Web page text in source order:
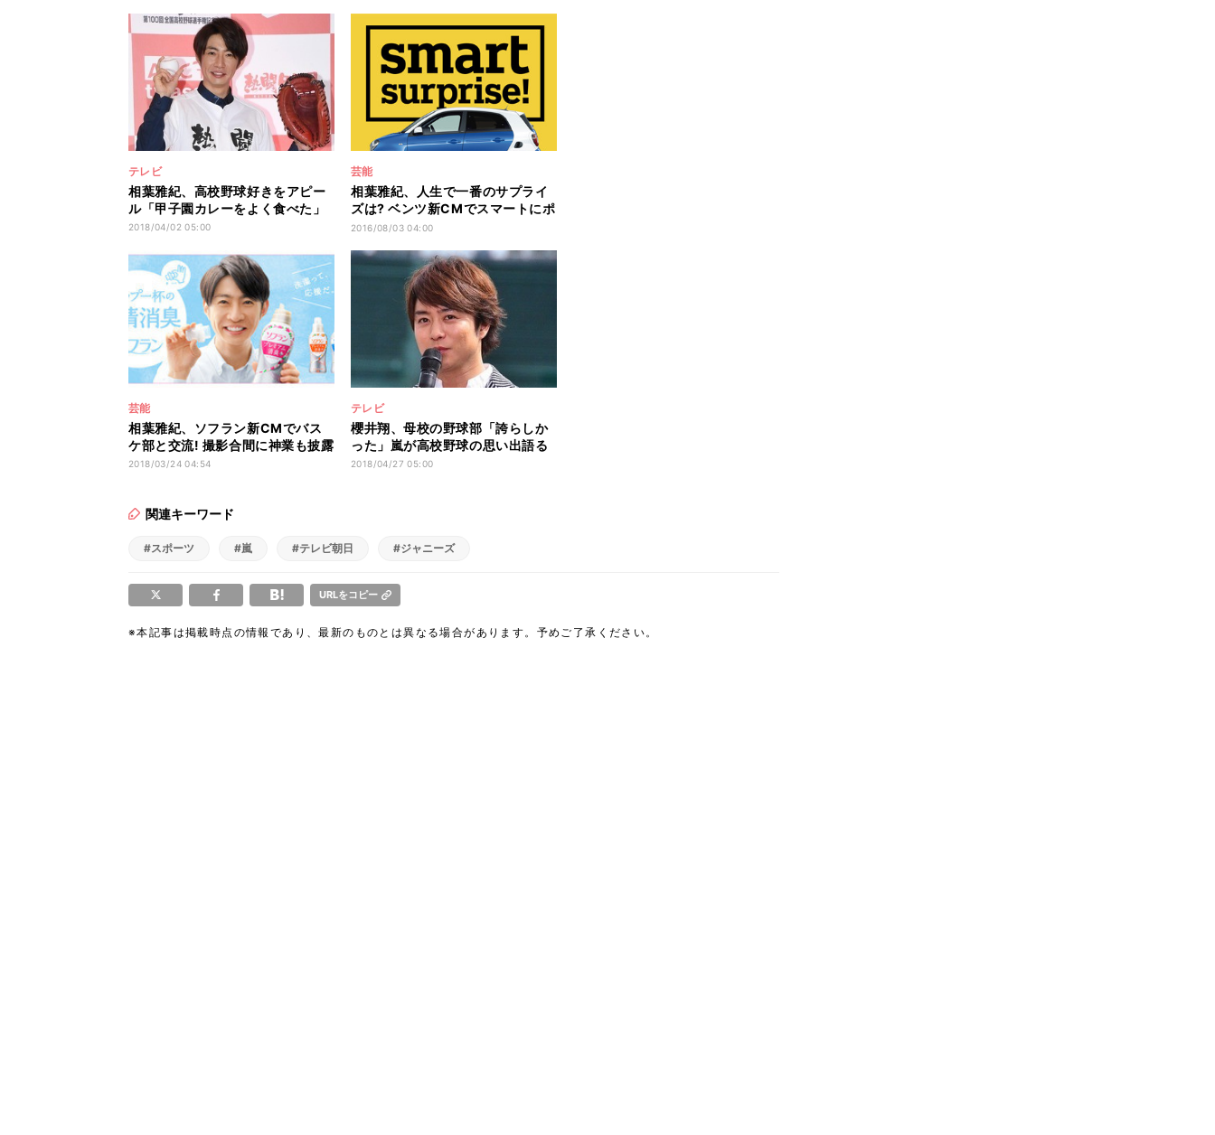
テレビ
相葉雅紀、高校野球好きをアピー
ル「甲子園カレーをよく食べた」
2018/04/02 05:00
芸能
相葉雅紀、人生で一番のサプライ
ズは? ベンツ新CMでスマートにポ
ージング
2016/08/03 04:00
芸能
相葉雅紀、ソフラン新CMでバス
ケ部と交流! 撮影合間に神業も披露
2018/03/24 04:54
テレビ
櫻井翔、母校の野球部「誇らしか
った」嵐が高校野球の思い出語る
2018/04/27 05:00
関連キーワード
#スポーツ #嵐 #テレビ朝日 #ジャニーズ
URLをコピー
※本記事は掲載時点の情報であり、最新のものとは異なる場合があります。予めご了承ください。